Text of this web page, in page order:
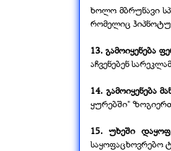
ხოლო მბრუნავი
რომელიც
13. გამოიყენება
აჩვენებენ
14. გამოიყენება
ყურებში"
15. უხეში
საყოფაცხოვრებო